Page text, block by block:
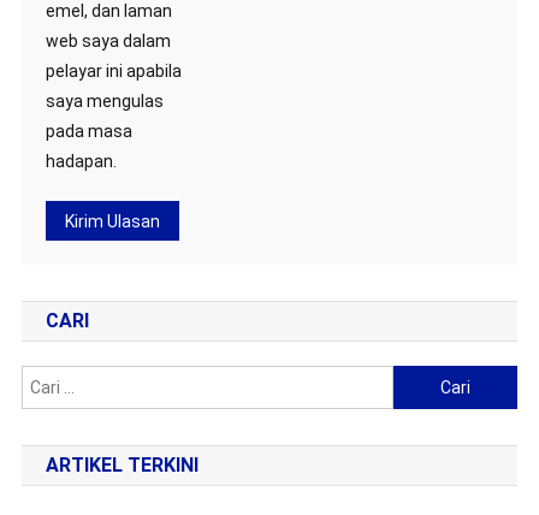
emel, dan laman
web saya dalam
pelayar ini apabila
saya mengulas
pada masa
hadapan.
CARI
ARTIKEL TERKINI